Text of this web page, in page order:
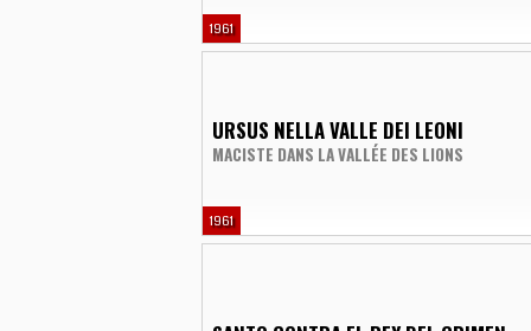
1961
URSUS NELLA VALLE DEI LEONI
MACISTE DANS LA VALLÉE DES LIONS
1961